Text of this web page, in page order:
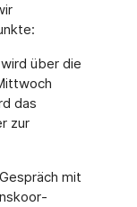
über die
das
zur
mit